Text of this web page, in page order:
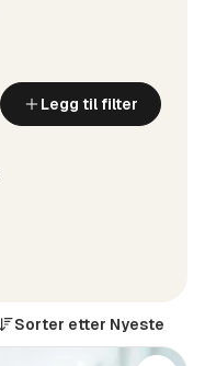
Legg til filter
Sorter etter Nyeste